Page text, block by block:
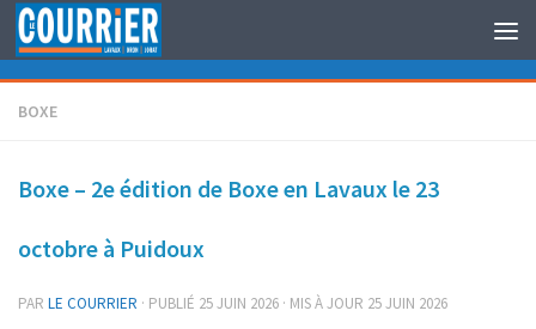
Au dessous du contenu
BOXE
Boxe – 2e édition de Boxe en Lavaux le 23
octobre à Puidoux
PAR LE COURRIER · PUBLIÉ 25 JUIN 2026 · MIS À JOUR 25 JUIN 2026